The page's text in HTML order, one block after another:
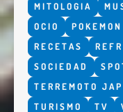
MITOLOGIA
OCIO
POKEMON
RECETAS
SOCIEDAD
TERREMOTO
TURISMO
TV